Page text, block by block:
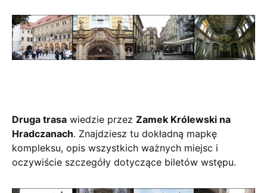
Druga trasa wiedzie przez Zamek Królewski na
Hradczanach. Znajdziesz tu dokładną mapkę
kompleksu, opis wszystkich ważnych miejsc i
oczywiście szczegóły dotyczące biletów wstępu.